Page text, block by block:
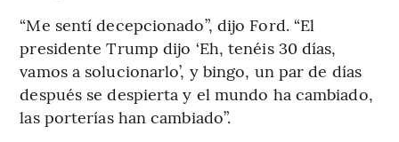
“Me sentí decepcionado”, dijo Ford. “El
presidente Trump dijo ‘Eh, tenéis 30 días,
vamos a solucionarlo’, y bingo, un par de días
después se despierta y el mundo ha cambiado,
las porterías han cambiado”.